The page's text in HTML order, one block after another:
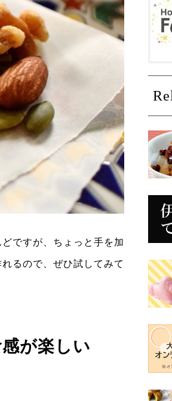
ですが、ちょっと手を加
るので、ぜひ試してみて
が楽しい